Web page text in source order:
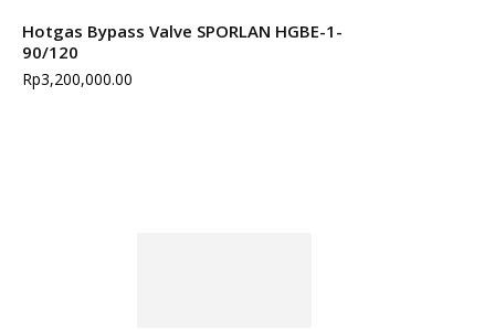
Hotgas Bypass Valve SPORLAN HGBE-1-
90/120
Rp3,200,000.00